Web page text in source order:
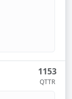
1153
QTTR